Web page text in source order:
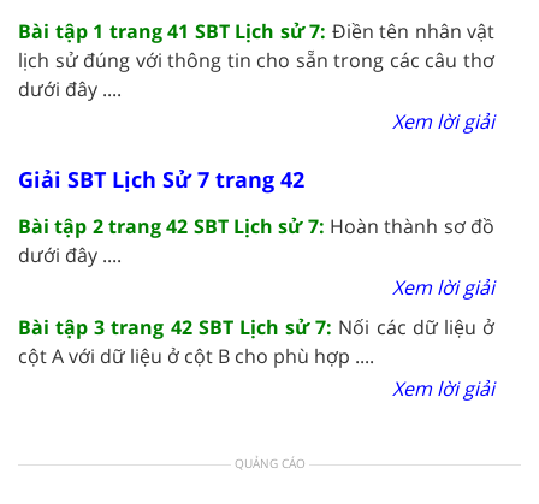
Bài tập 1 trang 41 SBT Lịch sử 7: Điền tên nhân vật
lịch sử đúng với thông tin cho sẵn trong các câu thơ
dưới đây ....
Xem lời giải
Giải SBT Lịch Sử 7 trang 42
Bài tập 2 trang 42 SBT Lịch sử 7: Hoàn thành sơ đồ
dưới đây ....
Xem lời giải
Bài tập 3 trang 42 SBT Lịch sử 7: Nối các dữ liệu ở
cột A với dữ liệu ở cột B cho phù hợp ....
Xem lời giải
QUẢNG CÁO